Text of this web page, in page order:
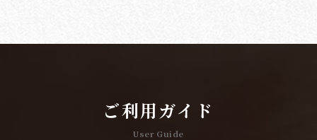
ご利用ガイド
User Guide